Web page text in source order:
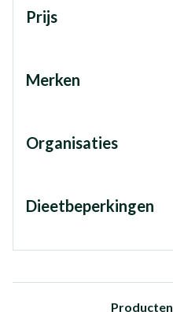
Prijs
Merken
Organisaties
Dieetbeperkingen
Producten